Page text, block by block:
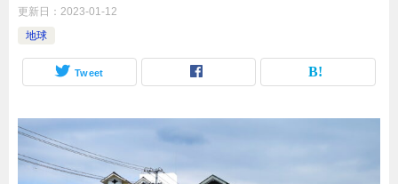
更新日： 2023-01-12
地球
Tweet